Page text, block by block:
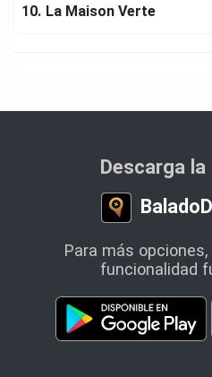
10. La Maison Verte
Descarga
Para más
funcionalidad